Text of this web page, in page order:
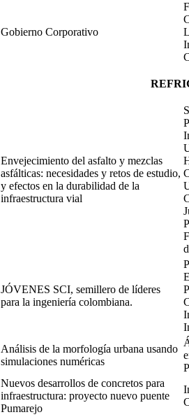
Gobierno Corporativo
Envejecimiento del asfalto y mezclas
asfálticas: necesidades y retos de estudio,
y efectos en la durabilidad de la
infraestructura vial
JÓVENES SCI, semillero de líderes
para la ingeniería colombiana.
Análisis de la morfología urbana usando
simulaciones numéricas
Nuevos desarrollos de concretos para
infraestructura: proyecto nuevo puente
Pumarejo